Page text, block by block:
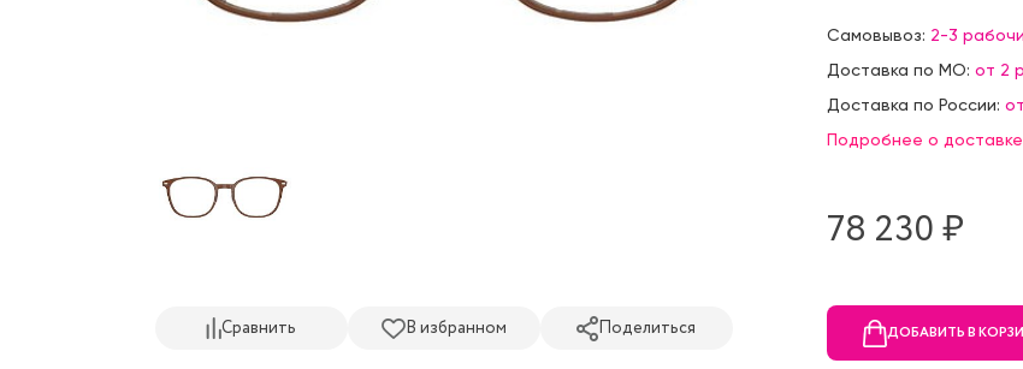
Сравнить В избранном Поделиться
Самовывоз: 2-3
Доставка по МО: от 2
Доставка по России:
Подробнее о доставке
78 230 ₷
ДОБАВИТЬ В